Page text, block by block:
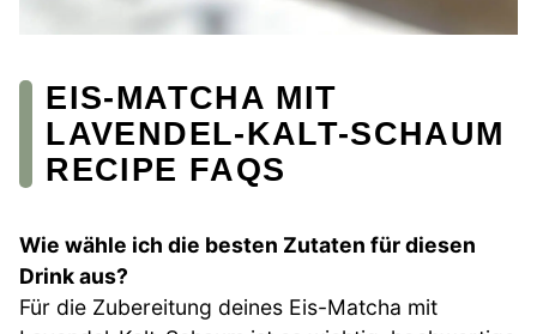
EIS-MATCHA MIT
LAVENDEL-KALT-SCHAUM
RECIPE FAQS
Wie wähle ich die besten Zutaten für diesen
Drink aus?
Für die Zubereitung deines Eis-Matcha mit